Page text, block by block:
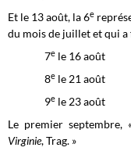
Et le 13 août, la 6e
du mois de juillet et qui
7e le 16 août
8e le 21 août
9e le 23 août
Le premier septembre,
Virginie, Trag. »